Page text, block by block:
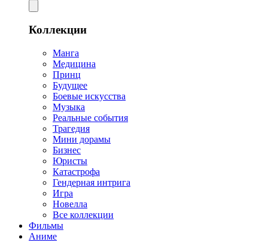
Коллекции
Манга
Медицина
Принц
Будущее
Боевые искусства
Музыка
Реальные события
Трагедия
Мини дорамы
Бизнес
Юристы
Катастрофа
Гендерная интрига
Игра
Новелла
Все коллекции
Фильмы
Аниме